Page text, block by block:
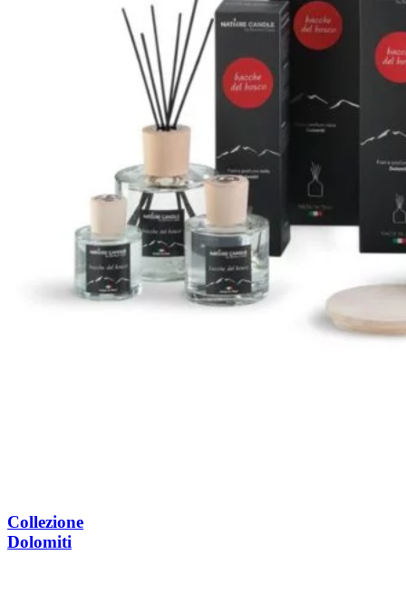
Collezione
Dolomiti